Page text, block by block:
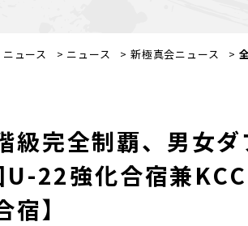
ニュース > ニュース >新極真会ニュース >
級完全制覇、男女
U-22強化合宿兼
宿】